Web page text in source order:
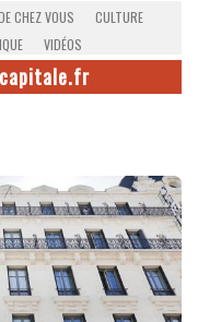
CHEZ VOUS
CULTURE
VIDÉOS